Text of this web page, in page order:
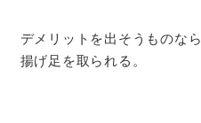
デメリットを出そうものなら
揚げ足を取られる。